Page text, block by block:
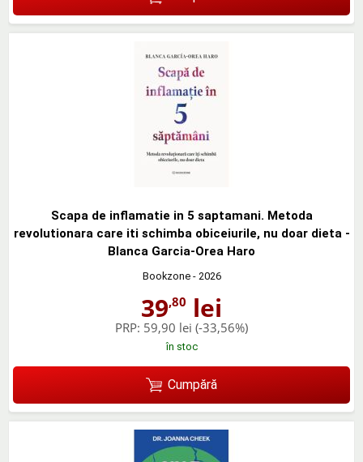
Scapa de inflamatie in 5 saptamani. Metoda
revolutionara care iti schimba obiceiurile, nu doar dieta -
Blanca Garcia-Orea Haro
Bookzone- 2026
39,80 lei
PRP: 59,90 lei (-33,56%)
în stoc
Cumpără